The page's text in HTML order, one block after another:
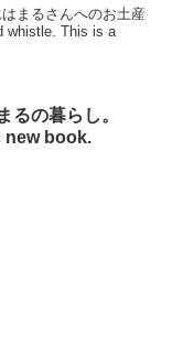
まるさんへのお土産
whistle. This is a
るの暮らし。
new book.